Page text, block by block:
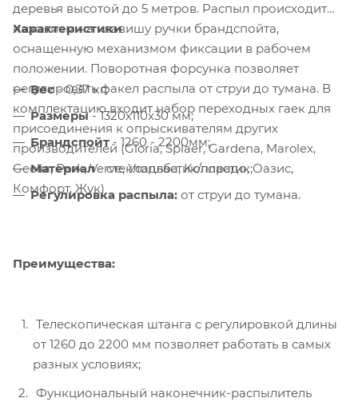
деревья высотой до 5 метров. Распыл происходит
нажатием на клавишу ручки брандспойта,
оснащенную механизмом фиксации в рабочем
положении. Поворотная форсунка позволяет
регулировать факел распыла от струи до тумана. В
комплектацию входит набор переходных гаек для
присоединения к опрыскивателям других
производителей (Gloria, Splaer, Gardena, Marolex,
Geolia, Park, Verve, Усадьба, Колорадо, Оазис,
Комфорт, Жук)
Характеристики
Вес- 0,37 кг;
Размеры- 1320х110х30 мм;
Брандспойт- 1260 - 2200мм;
Материал- стеклопластик/пластик;
Регулировка распыла: от струи до тумана.
Преимущества:
Телескопическая штанга с регулировкой длины
от 1260 до 2200 мм позволяет работать в самых
разных условиях;
Функциональный наконечник-распылитель